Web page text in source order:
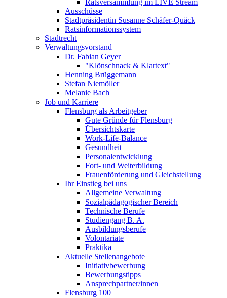
Ratsversammlung im LIVE Stream
Ausschüsse
Stadtpräsidentin Susanne Schäfer-Quäck
Ratsinformationssystem
Stadtrecht
Verwaltungsvorstand
Dr. Fabian Geyer
"Klönschnack & Klartext"
Henning Brüggemann
Stefan Niemöller
Melanie Bach
Job und Karriere
Flensburg als Arbeitgeber
Gute Gründe für Flensburg
Übersichtskarte
Work-Life-Balance
Gesundheit
Personalentwicklung
Fort- und Weiterbildung
Frauenförderung und Gleichstellung
Ihr Einstieg bei uns
Allgemeine Verwaltung
Sozialpädagogischer Bereich
Technische Berufe
Studiengang B. A.
Ausbildungsberufe
Volontariate
Praktika
Aktuelle Stellenangebote
Initiativbewerbung
Bewerbungstipps
Ansprechpartner/innen
Flensburg 100